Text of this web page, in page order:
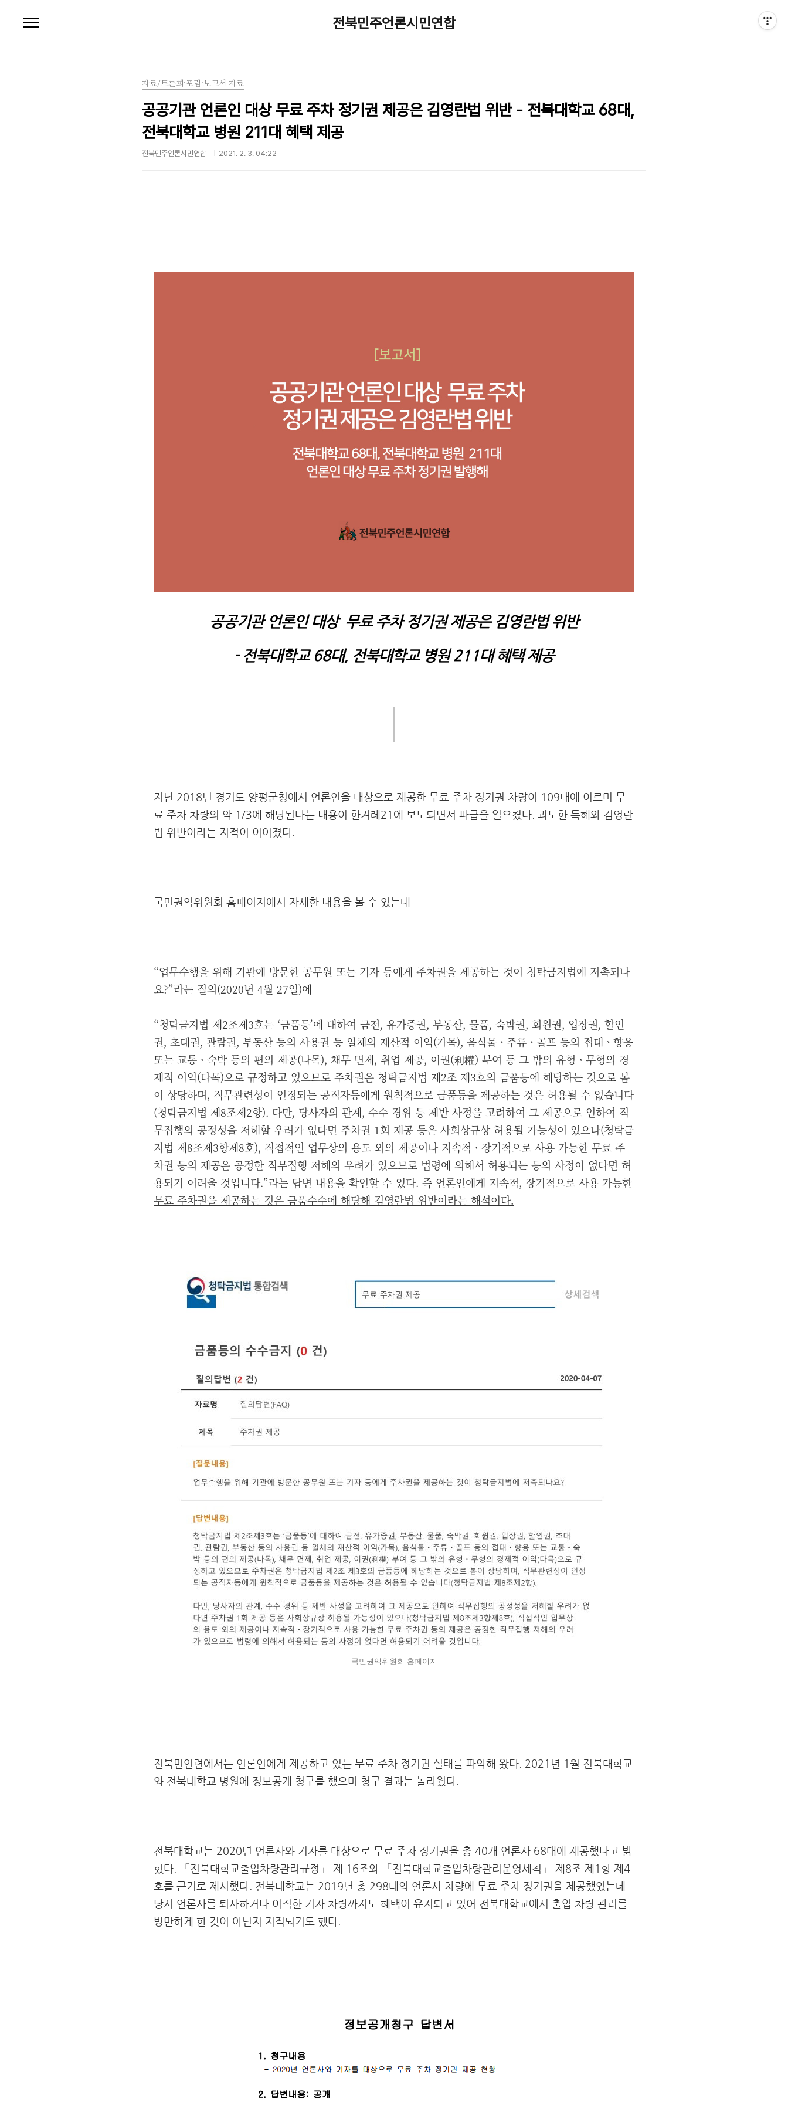
전북민주언론시민연합
자료/토론회·포럼·보고서 자료
공공기관 언론인 대상 무료 주차 정기권 제공은 김영란법 위반 - 전북대학교 68대,
전북대학교 병원 211대 혜택 제공
전북민주언론시민연합 2021. 2. 3. 04:22
공공기관 언론인 대상 무료 주차 정기권 제공은 김영란법 위반
- 전북대학교 68대, 전북대학교 병원 211대 혜택 제공
지난 2018년 경기도 양평군청에서 언론인을 대상으로 제공한 무료 주차 정기권 차량이 109대에 이르며 무
료 주차 차량의 약 1/3에 해당된다는 내용이 한겨레21에 보도되면서 파급을 일으켰다. 과도한 특혜와 김영란
법 위반이라는 지적이 이어졌다.
국민권익위원회 홈페이지에서 자세한 내용을 볼 수 있는데
“업무수행을 위해 기관에 방문한 공무원 또는 기자 등에게 주차권을 제공하는 것이 청탁금지법에 저촉되나
요?”라는 질의(2020년 4월 27일)에
“청탁금지법 제2조제3호는 ‘금품등’에 대하여 금전, 유가증권, 부동산, 물품, 숙박권, 회원권, 입장권, 할인
권, 초대권, 관람권, 부동산 등의 사용권 등 일체의 재산적 이익(가목), 음식물ㆍ주류ㆍ골프 등의 접대ㆍ향응
또는 교통ㆍ숙박 등의 편의 제공(나목), 채무 면제, 취업 제공, 이권(利權) 부여 등 그 밖의 유형ㆍ무형의 경
제적 이익(다목)으로 규정하고 있으므로 주차권은 청탁금지법 제2조 제3호의 금품등에 해당하는 것으로 봄
이 상당하며, 직무관련성이 인정되는 공직자등에게 원칙적으로 금품등을 제공하는 것은 허용될 수 없습니다
(청탁금지법 제8조제2항). 다만, 당사자의 관계, 수수 경위 등 제반 사정을 고려하여 그 제공으로 인하여 직
무집행의 공정성을 저해할 우려가 없다면 주차권 1회 제공 등은 사회상규상 허용될 가능성이 있으나(청탁금
지법 제8조제3항제8호), 직접적인 업무상의 용도 외의 제공이나 지속적ㆍ장기적으로 사용 가능한 무료 주
차권 등의 제공은 공정한 직무집행 저해의 우려가 있으므로 법령에 의해서 허용되는 등의 사정이 없다면 허
용되기 어려울 것입니다.”라는 답변 내용을 확인할 수 있다. 즉 언론인에게 지속적, 장기적으로 사용 가능한
무료 주차권을 제공하는 것은 금품수수에 해당해 김영란법 위반이라는 해석이다.
국민권익위원회 홈페이지
전북민언련에서는 언론인에게 제공하고 있는 무료 주차 정기권 실태를 파악해 왔다. 2021년 1월 전북대학교
와 전북대학교 병원에 정보공개 청구를 했으며 청구 결과는 놀라웠다.
전북대학교는 2020년 언론사와 기자를 대상으로 무료 주차 정기권을 총 40개 언론사 68대에 제공했다고 밝
혔다. 「전북대학교출입차량관리규정」 제 16조와 「전북대학교출입차량관리운영세칙」 제8조 제1항 제4
호를 근거로 제시했다. 전북대학교는 2019년 총 298대의 언론사 차량에 무료 주차 정기권을 제공했었는데
당시 언론사를 퇴사하거나 이직한 기자 차량까지도 혜택이 유지되고 있어 전북대학교에서 출입 차량 관리를
방만하게 한 것이 아닌지 지적되기도 했다.